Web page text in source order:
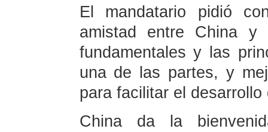
El mandatario pidió
amistad entre China y
fundamentales y las
una de las partes, y
para facilitar el
China da la